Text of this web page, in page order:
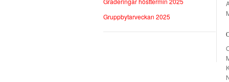
Gruppbytarveckan 2025